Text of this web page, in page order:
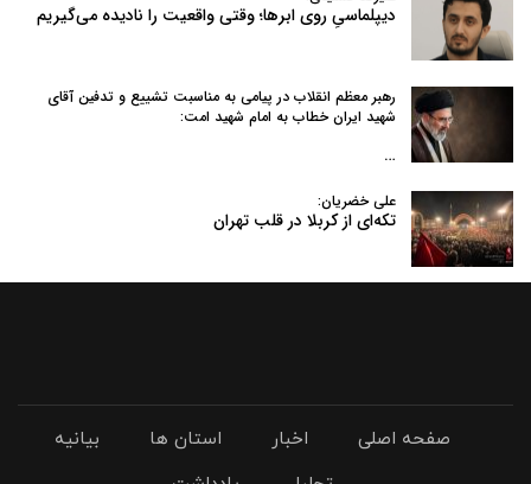
دیپلماسیِ روی ابرها؛ وقتی واقعیت را نادیده می‌گیریم
رهبر معظم انقلاب در پیامی به‌ مناسبت تشییع و تدفین آقای
شهید ایران خطاب به امام شهید امت:
…
علی خضریان:
تکه‌ای از کربلا در قلب تهران
صفحه اصلی اخبار استان ها
بیانیه